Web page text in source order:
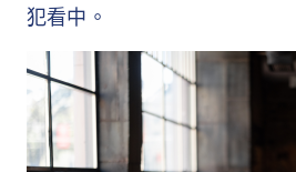
犯看中。